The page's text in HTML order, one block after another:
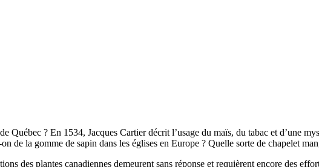
? En 1534, Jacques Cartier décrit l’usage du maïs, du tabac et d’une
de la gomme de sapin dans les églises en Europe ? Quelle sorte de chapelet
des plantes canadiennes demeurent sans réponse et requièrent encore des